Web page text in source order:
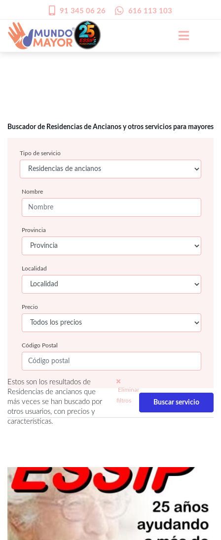
91 345 06 26 616 113 103
Buscador de Residencias de Ancianos y otros servicios para mayores
Tipo de servicio
Nombre
Provincia
Localidad
Precio
Código Postal
Estos son los resultados de
Residencias de ancianos que
más veces se han buscado por
otros usuarios, con precios y
características.
Eliminar
filtros